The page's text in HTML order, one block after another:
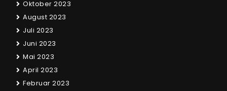
Oktober 2023
August 2023
Juli 2023
Juni 2023
Mai 2023
April 2023
Februar 2023